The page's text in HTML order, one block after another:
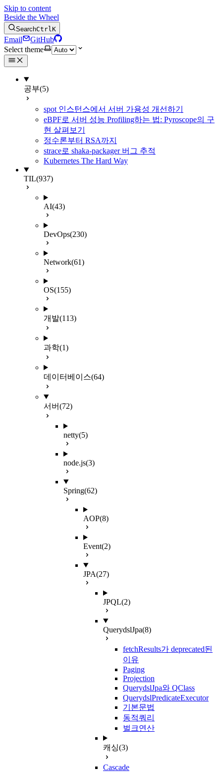
Skip to content
Beside the Wheel
SearchCtrlK
Email
GitHub
Select theme
공부(5)
spot 인스턴스에서 서버 가용성 개선하기
eBPF로 서버 성능 Profiling하는 법: Pyroscope의 구
현 살펴보기
정수론부터 RSA까지
strace로 shaka-packager 버그 추적
Kubernetes The Hard Way
TIL(937)
AI(43)
DevOps(230)
Network(61)
OS(155)
개발(113)
과학(1)
데이터베이스(64)
서버(72)
netty(5)
node.js(3)
Spring(62)
AOP(8)
Event(2)
JPA(27)
JPQL(2)
QuerydslJpa(8)
fetchResults가 deprecated된
이유
Paging
Projection
QuerydslJpa와 QClass
QuerydslPredicateExecutor
기본문법
동적쿼리
벌크연산
캐싱(3)
Cascade